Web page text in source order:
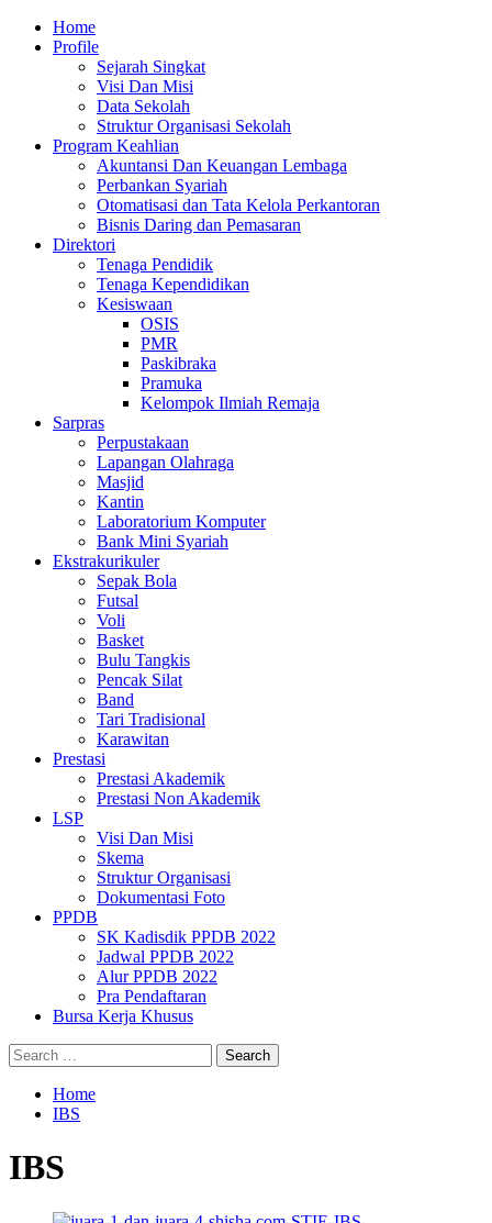
Skip
Primary
Menu
Home
Profile
Sejarah Singkat
Visi Dan Misi
Data Sekolah
Struktur Organisasi Sekolah
Program Keahlian
Akuntansi Dan Keuangan Lembaga
Perbankan Syariah
Otomatisasi dan Tata Kelola Perkantoran
Bisnis Daring dan Pemasaran
Direktori
Tenaga Pendidik
Tenaga Kependidikan
Kesiswaan
OSIS
PMR
Paskibraka
Pramuka
Kelompok Ilmiah Remaja
Sarpras
Perpustakaan
Lapangan Olahraga
Masjid
Kantin
Laboratorium Komputer
Bank Mini Syariah
Ekstrakurikuler
Sepak Bola
Futsal
Voli
Basket
Bulu Tangkis
Pencak Silat
Band
Tari Tradisional
Karawitan
Prestasi
Prestasi Akademik
Prestasi Non Akademik
LSP
Visi Dan Misi
Skema
Struktur Organisasi
Dokumentasi Foto
PPDB
SK Kadisdik PPDB 2022
Jadwal PPDB 2022
Alur PPDB 2022
Pra Pendaftaran
Bursa Kerja Khusus
Search
for:
Home
IBS
IBS